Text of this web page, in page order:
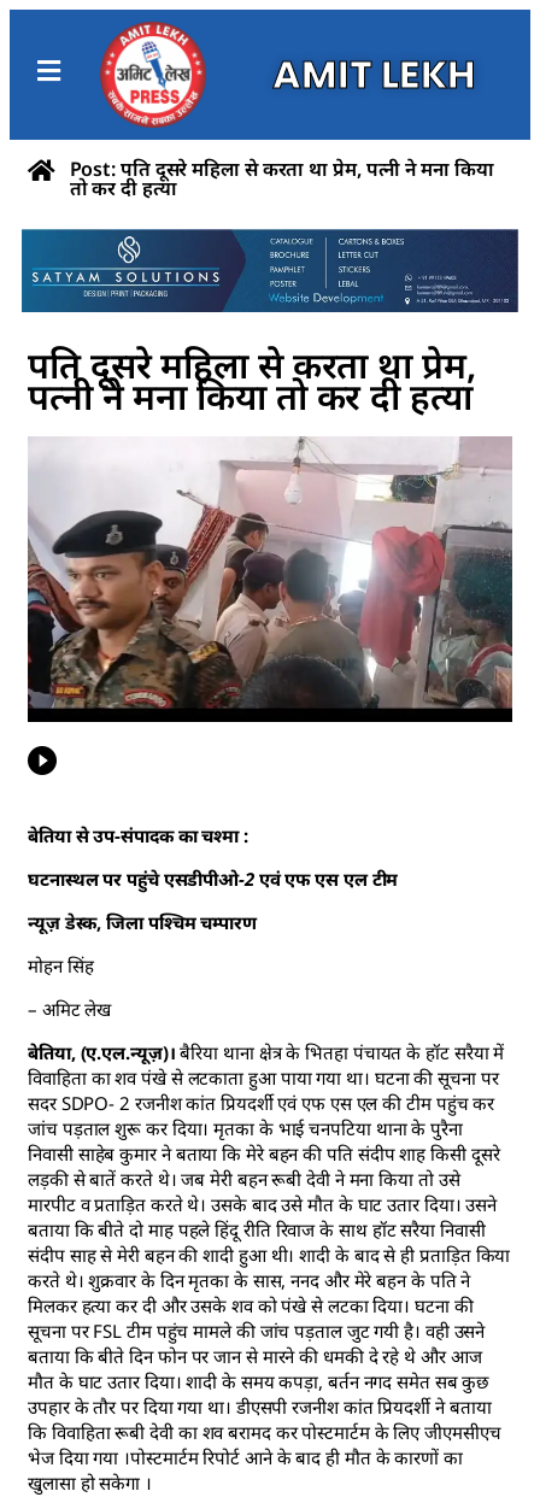
AMIT LEKH
Post: पति दूसरे महिला से करता था प्रेम, पत्नी ने मना किया
तो कर दी हत्या
पति दूसरे महिला से करता था प्रेम,
पत्नी ने मना किया तो कर दी हत्या
बेतिया से उप-संपादक का चश्मा :
घटनास्थल पर पहुंचे एसडीपीओ-2 एवं एफ एस एल टीम
न्यूज़ डेस्क, जिला पश्चिम चम्पारण
मोहन सिंह
– अमिट लेख
बेतिया, (ए.एल.न्यूज़)। बैरिया थाना क्षेत्र के भितहा पंचायत के हॉट सरैया में
विवाहिता का शव पंखे से लटकाता हुआ पाया गया था। घटना की सूचना पर
सदर SDPO- 2 रजनीश कांत प्रियदर्शी एवं एफ एस एल की टीम पहुंच कर
जांच पड़ताल शुरू कर दिया। मृतका के भाई चनपटिया थाना के पुरैना
निवासी साहेब कुमार ने बताया कि मेरे बहन की पति संदीप शाह किसी दूसरे
लड़की से बातें करते थे। जब मेरी बहन रूबी देवी ने मना किया तो उसे
मारपीट व प्रताड़ित करते थे। उसके बाद उसे मौत के घाट उतार दिया। उसने
बताया कि बीते दो माह पहले हिंदू रीति रिवाज के साथ हॉट सरैया निवासी
संदीप साह से मेरी बहन की शादी हुआ थी। शादी के बाद से ही प्रताड़ित किया
करते थे। शुक्रवार के दिन मृतका के सास, ननद और मेरे बहन के पति ने
मिलकर हत्या कर दी और उसके शव को पंखे से लटका दिया। घटना की
सूचना पर FSL टीम पहुंच मामले की जांच पड़ताल जुट गयी है। वही उसने
बताया कि बीते दिन फोन पर जान से मारने की धमकी दे रहे थे और आज
मौत के घाट उतार दिया। शादी के समय कपड़ा, बर्तन नगद समेत सब कुछ
उपहार के तौर पर दिया गया था। डीएसपी रजनीश कांत प्रियदर्शी ने बताया
कि विवाहिता रूबी देवी का शव बरामद कर पोस्टमार्टम के लिए जीएमसीएच
भेज दिया गया ।पोस्टमार्टम रिपोर्ट आने के बाद ही मौत के कारणों का
खुलासा हो सकेगा ।